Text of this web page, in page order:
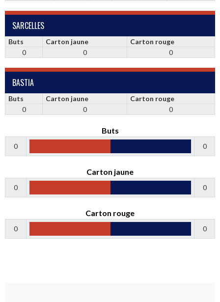
SARCELLES
Buts Carton jaune
Carton rouge
0
0 0
BASTIA
Buts Carton jaune
Carton rouge
0
0 0
Buts
0 0
Carton jaune
0 0
Carton rouge
0 0